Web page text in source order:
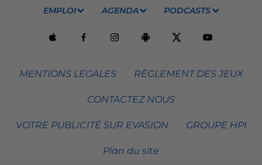
EMPLOI AGENDA PODCASTS
MENTIONS LEGALES RÈGLEMENT DES JEUX
CONTACTEZ NOUS
VOTRE PUBLICITÉ SUR EVASION GROUPE HPI
Plan du site